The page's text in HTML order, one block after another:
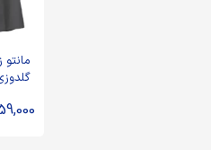
مانتو